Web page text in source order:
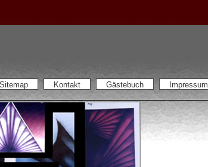
Sitemap Kontakt Gästebuch Impressum